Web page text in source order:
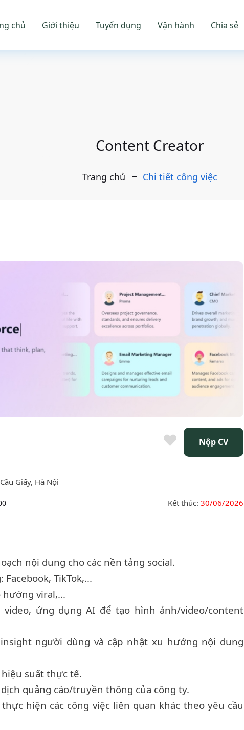
chủ Giới thiệu Tuyển dụng Vận hành Chia sẻ
Content Creator
Trang chủ Chi tiết công việc
Giấy, Hà Nội
Kết thúc: 30/06/2026
Nộp CV
nội dung cho các nền tảng social.
TikTok,...
hướng viral,...
ứng dụng AI để tạo hình ảnh/video/content
người dùng và cập nhật xu hướng nội dung
suất thực tế.
quảng cáo/truyền thông của công ty.
hiện các công việc liên quan khác theo yêu cầu